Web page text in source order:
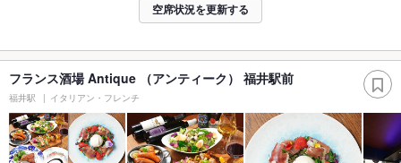
空席状況を更新する
フランス酒場 Antique （アンティーク） 福井駅前
福井駅 イタリアン・フレンチ